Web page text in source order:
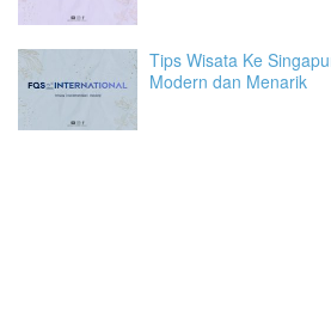
Tips Wisata Ke
Modern dan Menarik